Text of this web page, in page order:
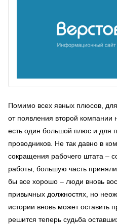
Помимо всех явных плюсов,
от появления второй компании
есть один большой плюс и для
проводников. Не так давно в
сокращения рабочего штата –
работы, большую часть
бы все хорошо – люди вновь
привычных должностях, но
истории вновь может оставить
решится теперь судьба